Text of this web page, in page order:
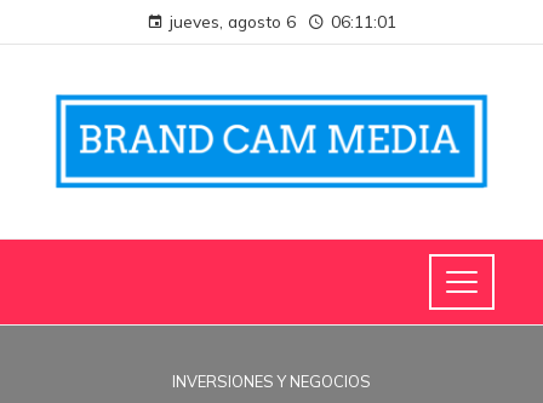
jueves, agosto 6 06:11:01
INVERSIONES Y NEGOCIOS